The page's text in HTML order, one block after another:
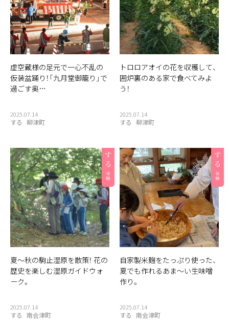
虚空蔵様の足元で一心不乱の
仮装盆踊り！「九月堂御籠り」で
過ごす奥…
2025.07.14
する 柳津町
トロロアオイの花を収穫して、
囲炉裏のある家で食べてみよ
う！
2025.07.14
する 柳津町
夏〜秋の駒止湿原を散策！ 花の
歴史を楽しむ湿原ガイドウォ
ーク。
2025.07.14
する 南会津町
自家製米麹をたっぷり使った、
夏でも作れるあま〜い生味噌
作り。
2025.07.14
する 南会津町